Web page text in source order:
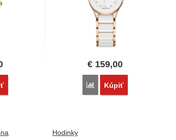
€159,00
Porovnať
Kúpiť
Hodinky